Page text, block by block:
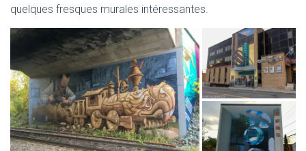
quelques fresques murales intéressantes.